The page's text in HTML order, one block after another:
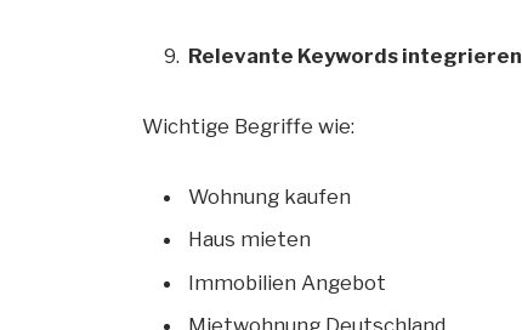
Relevante Keywords integrieren
Wichtige Begriffe wie:
Wohnung kaufen
Haus mieten
Immobilien Angebot